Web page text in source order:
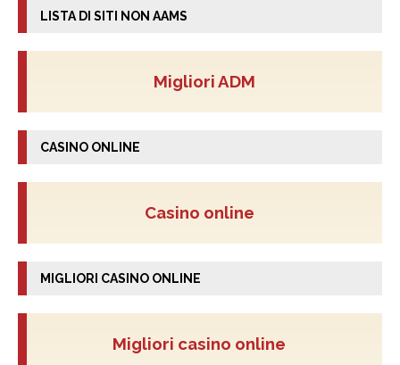
LISTA DI SITI NON AAMS
Migliori ADM
CASINO ONLINE
Casino online
MIGLIORI CASINO ONLINE
Migliori casino online